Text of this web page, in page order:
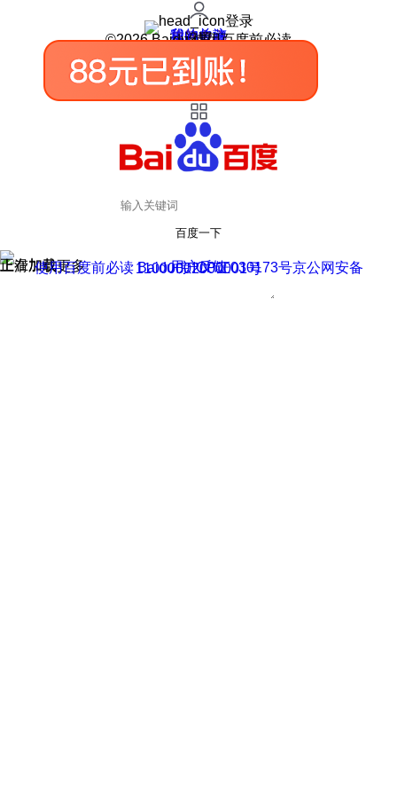
登录
我的关注
我的收藏
皮肤中心
用户反馈
设置
©2026 Baidu 使用百度前必读
百度一下
正在加载
上滑加载更多 用户反馈
使用百度前必读 Baidu 京ICP证030173号
京公网安备11000002000001号